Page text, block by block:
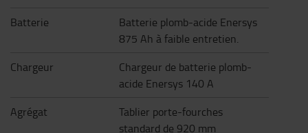
Batterie
Batterie plomb-acide Enersys
875 Ah à faible entretien.
Chargeur
Chargeur de batterie plomb-
acide Enersys 140 A
Agrégat
Tablier porte-fourches
standard de 920 mm